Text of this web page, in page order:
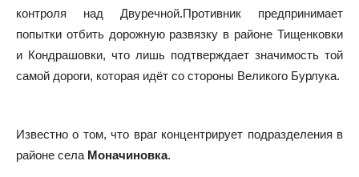
контроля над Двуречной.Противник предпринимает
попытки отбить дорожную развязку в районе Тищенковки
и Кондрашовки, что лишь подтверждает значимость той
самой дороги, которая идёт со стороны Великого Бурлука.
Известно о том, что враг концентрирует подразделения в
районе села Моначиновка.